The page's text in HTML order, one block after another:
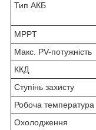
Тип АКБ
MPPT
Макс. PV-потужність
ККД
Ступінь захисту
Робоча температура
Охолодження